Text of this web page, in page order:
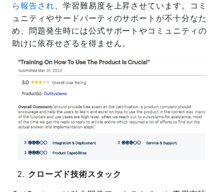
ら報告され、学習難易度を上昇させています。コミ
ュニティやサードパーティのサポートが不十分なた
め、問題発生時には公式サポートやコミュニティの
助けに依存せざるを得ません。
クローズド技術スタック